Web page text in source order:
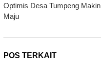
Optimis Desa Tumpeng Makin
Maju
POS TERKAIT